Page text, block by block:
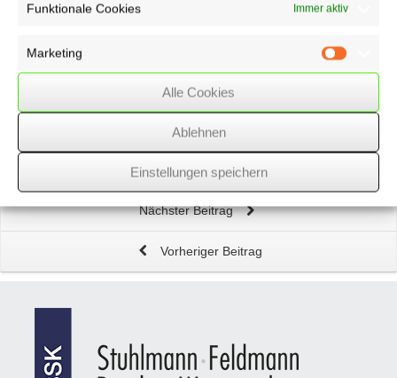
Funktionale Cookies Immer aktiv
Marketing
Alle Cookies
Ablehnen
Einstellungen speichern
Lohnsteuer-Ermäßigung und der Eintrag von Freibeträgen
Berücksichtigung desKindererziehungsaufwands in der
Pflegeversicherung
Nächster Beitrag
Vorheriger Beitrag